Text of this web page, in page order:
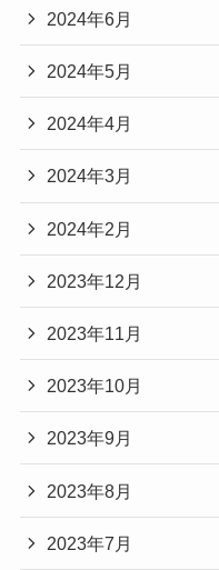
2024年6月
2024年5月
2024年4月
2024年3月
2024年2月
2023年12月
2023年11月
2023年10月
2023年9月
2023年8月
2023年7月